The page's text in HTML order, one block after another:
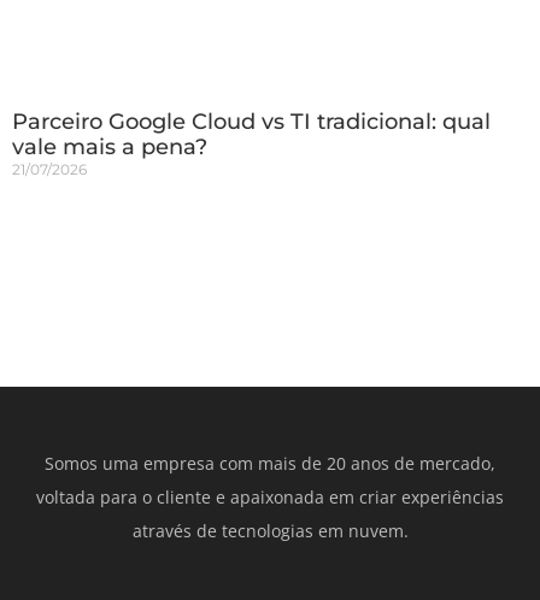
Parceiro Google Cloud vs TI tradicional: qual
vale mais a pena?
21/07/2026
Somos uma empresa com mais de 20 anos de mercado,
voltada para o cliente e apaixonada em criar experiências
através de tecnologias em nuvem.